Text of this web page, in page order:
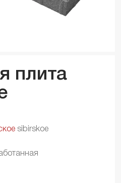
плита
sibirskoe